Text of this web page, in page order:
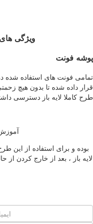
ویژگی
پوشه فونت
تمامی فونت های استفاده شده
قرار داده شده تا بدون هیچ
طرح کاملا لایه باز دسترسی
لایه باز ، بعد از خارج کردن